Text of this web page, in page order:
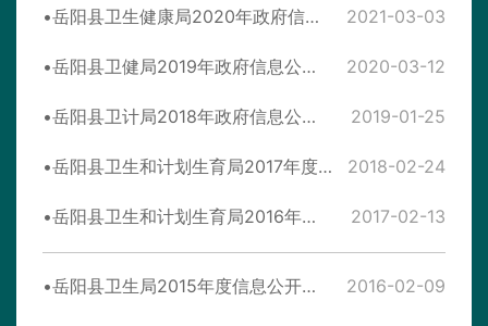
岳阳县卫生健康局2020年政府信息公开工作年度报告 2021-03-03
岳阳县卫健局2019年政府信息公开年度工作报告 2020-03-12
岳阳县卫计局2018年政府信息公开 年度工作报告 2019-01-25
岳阳县卫生和计划生育局2017年度政府信息公开年度报告 2018-02-24
岳阳县卫生和计划生育局2016年度政务信息公开年度报告 2017-02-13
岳阳县卫生局2015年度信息公开年度报告 2016-02-09